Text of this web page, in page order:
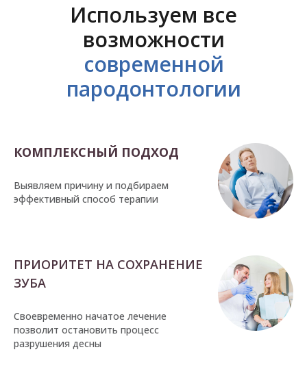
Используем все
возможности
современной
пародонтологии
КОМПЛЕКСНЫЙ ПОДХОД
Выявляем причину и подбираем
эффективный способ терапии
ПРИОРИТЕТ НА СОХРАНЕНИЕ
ЗУБА
Своевременно начатое лечение
позволит остановить процесс
разрушения десны